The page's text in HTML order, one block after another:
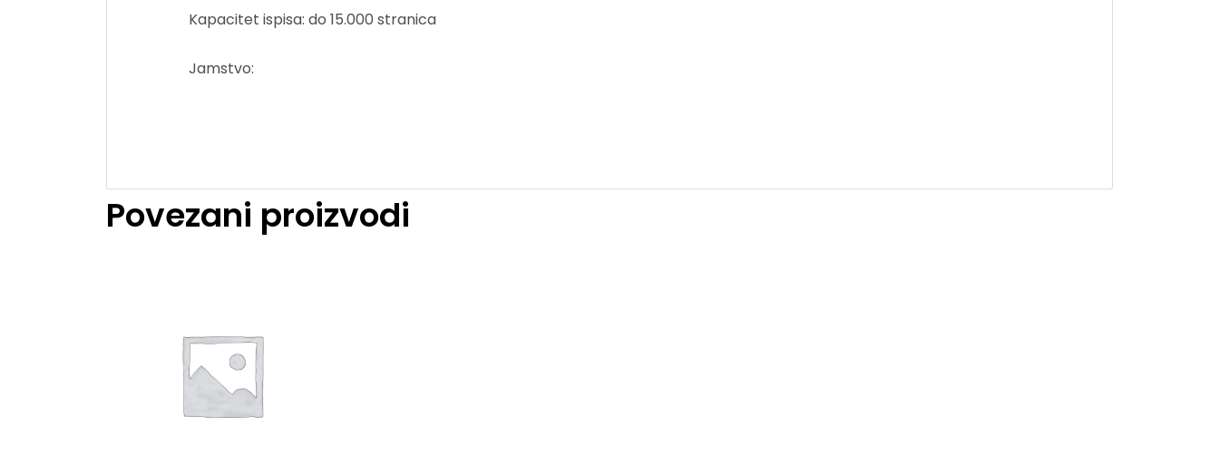
Kapacitet ispisa: do 15.000 stranica
Jamstvo:
Povezani proizvodi